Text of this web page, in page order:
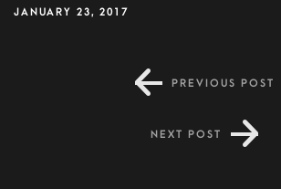
JANUARY 23, 2017
PREVIOUS POST
NEXT POST